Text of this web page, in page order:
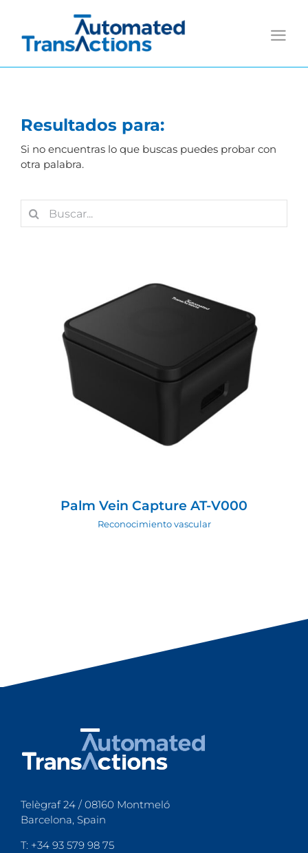
contenido
Resultados para:
Si no encuentras lo que buscas puedes probar con
otra palabra.
Buscar:
Palm Vein Capture AT-V000
Reconocimiento vascular
Palm Vein Capture AT-V000
Reconocimiento vascular
Telègraf 24 / 08160 Montmeló
Barcelona, Spain
T: +34 93 579 98 75